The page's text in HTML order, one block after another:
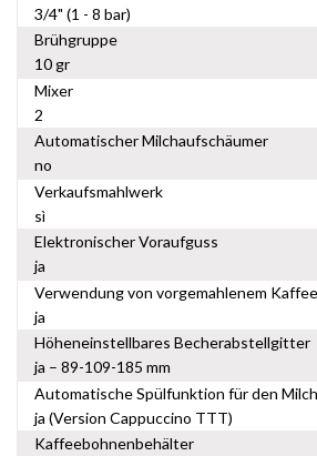
3/4" (1 - 8 bar)
Brühgruppe
10 gr
Mixer
2
Automatischer Milchaufschäumer
no
Verkaufsmahlwerk
sì
Elektronischer Voraufguss
ja
Verwendung von vorgemahlenem Kaffee
ja
Höheneinstellbares Becherabstellgitter
ja – 89-109-185 mm
Automatische Spülfunktion für den
ja (Version Cappuccino TTT)
Kaffeebohnenbehälter